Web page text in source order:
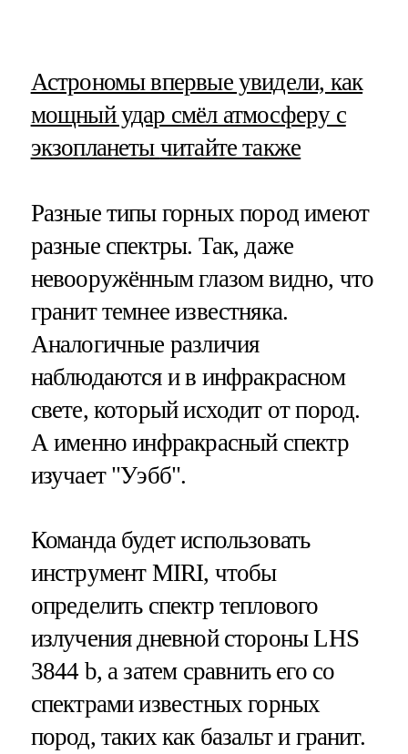
​Астрономы впервые увидели, как
мощный удар смёл атмосферу с
экзопланеты читайте также
Разные типы горных пород имеют
разные спектры. Так, даже
невооружённым глазом видно, что
гранит темнее известняка.
Аналогичные различия
наблюдаются и в инфракрасном
свете, который исходит от пород.
А именно инфракрасный спектр
изучает "Уэбб".
Команда будет использовать
инструмент MIRI, чтобы
определить спектр теплового
излучения дневной стороны LHS
3844 b, а затем сравнить его со
спектрами известных горных
пород, таких как базальт и гранит.